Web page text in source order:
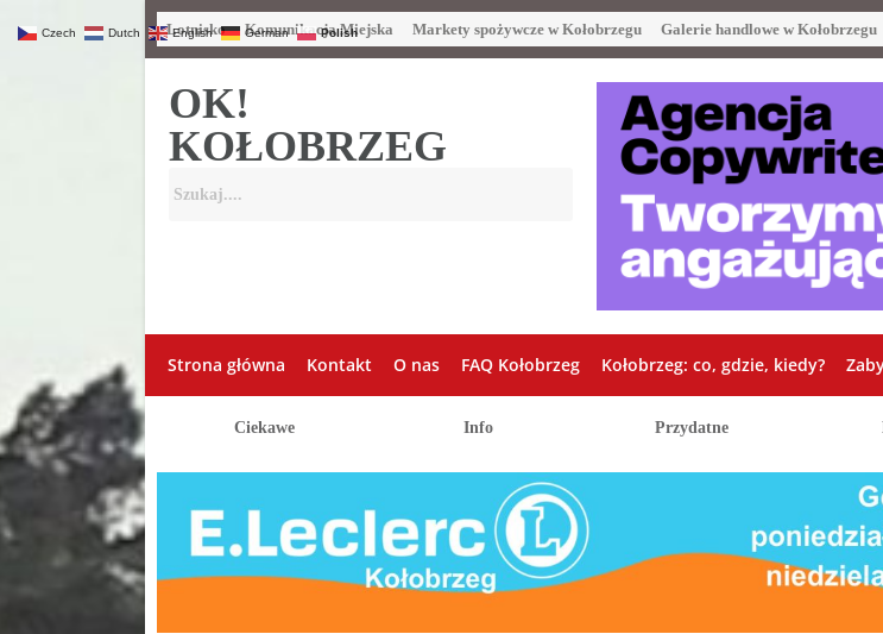
Lotnisko Komunikacja Miejska Markety spożywcze w Kołobrzegu Galerie handlowe w Kołobrzegu
OK!
KOŁOBRZEG
Strona główna Kontakt O nas FAQ Kołobrzeg Kołobrzeg: co, gdzie, kiedy?
Ciekawe Info Przydatne
Czech Dutch English German Polish